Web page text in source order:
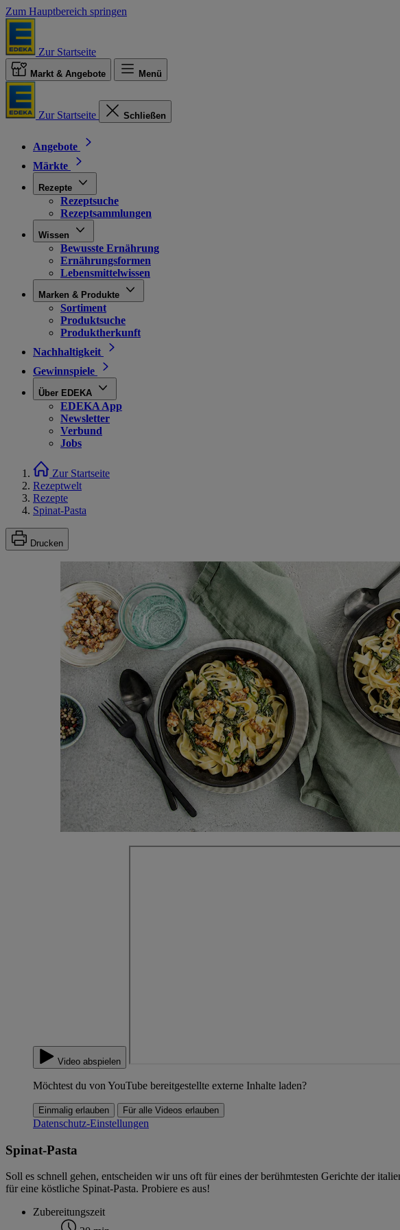
Zum Hauptbereich springen
Zur Startseite
Markt & Angebote Menü
Zur Startseite Schließen
Angebote
Märkte
Rezepte
Rezeptsuche
Rezeptsammlungen
Wissen
Bewusste Ernährung
Ernährungsformen
Lebensmittelwissen
Marken & Produkte
Sortiment
Produktsuche
Produktherkunft
Nachhaltigkeit
Gewinnspiele
Über EDEKA
EDEKA App
Newsletter
Verbund
Jobs
Zur Startseite
Rezeptwelt
Rezepte
Spinat-Pasta
Drucken
Video abspielen
Möchtest du von YouTube bereitgestellte externe Inhalte laden?
Einmalig erlauben Für alle Videos erlauben
Datenschutz-Einstellungen
Spinat-Pasta
Soll es schnell gehen, entscheiden wir uns oft für eines der berühmtesten Gerichte der
für eine köstliche Spinat-Pasta. Probiere es aus!
Zubereitungszeit